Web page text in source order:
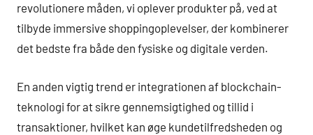
revolutionere måden, vi oplever produkter på, ved at
tilbyde immersive shoppingoplevelser, der kombinerer
det bedste fra både den fysiske og digitale verden.
En anden vigtig trend er integrationen af blockchain-
teknologi for at sikre gennemsigtighed og tillid i
transaktioner, hvilket kan øge kundetilfredsheden og